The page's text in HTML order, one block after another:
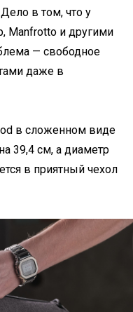
в том, что у
Manfrotto и другими
— свободное
даже в
в сложенном виде
39,4 см, а диаметр
в приятный чехол